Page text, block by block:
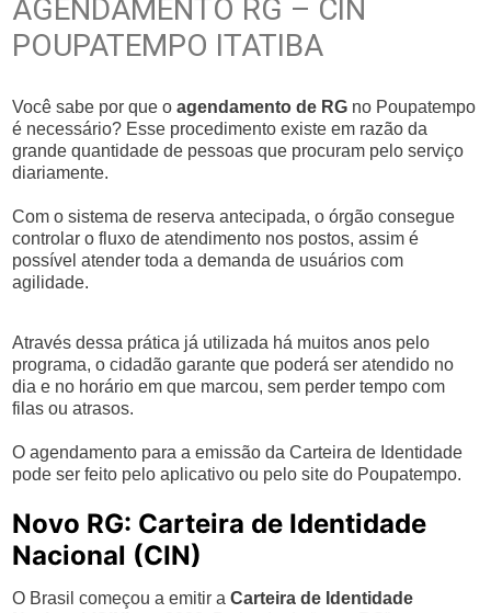
AGENDAMENTO RG – CIN
POUPATEMPO ITATIBA
Você sabe por que oagendamento de RG no Poupatempo
é necessário? Esse procedimento existe em razão da
grande quantidade de pessoas que procuram pelo serviço
diariamente.
Com o sistema de reserva antecipada, o órgão consegue
controlar o fluxo de atendimento nos postos, assim é
possível atender toda a demanda de usuários com
agilidade.
Através dessa prática já utilizada há muitos anos pelo
programa, o cidadão garante que poderá ser atendido no
dia e no horário em que marcou, sem perder tempo com
filas ou atrasos.
O agendamento para a emissão da Carteira de Identidade
pode ser feito pelo aplicativo ou pelo site do Poupatempo.
Novo RG: Carteira de Identidade
Nacional (CIN)
O Brasil começou a emitir aCarteira de Identidade